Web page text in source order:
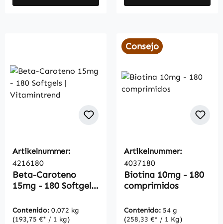
Artikelnummer:
4216180
Beta-Caroteno
15mg - 180 Softgels
Contenido: 0.072 kg
(193,75 €* / 1 kg)
Consejo
Artikelnummer:
4037180
Biotina 10mg - 180
comprimidos
Contenido: 54 g
(258,33 €* / 1 Kg)